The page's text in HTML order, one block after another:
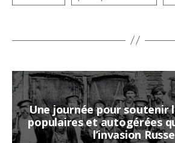
Une journée pour soutenir
populaires et autogérées
l’invasion